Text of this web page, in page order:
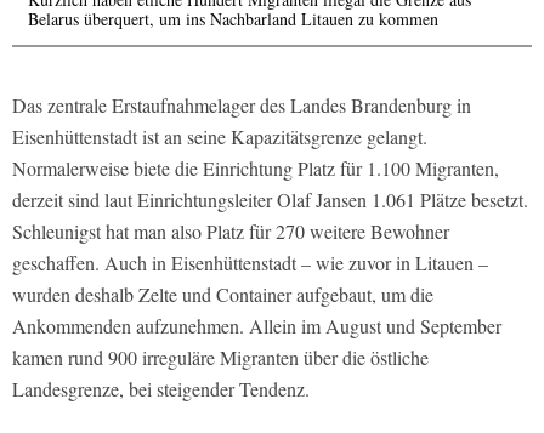
Belarus überquert, um ins Nachbarland Litauen zu kommen
Das zentrale Erstaufnahmelager des Landes Brandenburg in
Eisenhüttenstadt ist an seine Kapazitätsgrenze gelangt.
Normalerweise biete die Einrichtung Platz für 1.100 Migranten,
derzeit sind laut Einrichtungsleiter Olaf Jansen 1.061 Plätze besetzt.
Schleunigst hat man also Platz für 270 weitere Bewohner
geschaffen. Auch in Eisenhüttenstadt – wie zuvor in Litauen –
wurden deshalb Zelte und Container aufgebaut, um die
Ankommenden aufzunehmen. Allein im August und September
kamen rund 900 irreguläre Migranten über die östliche
Landesgrenze, bei steigender Tendenz.